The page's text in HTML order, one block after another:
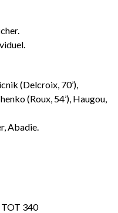
(Delcroix, 70’),
(Roux, 54’), Haugou,
Abadie.
TOT 340